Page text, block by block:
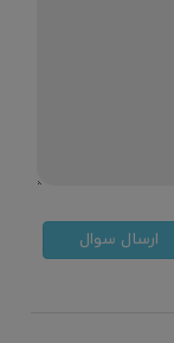
ارسال سوال